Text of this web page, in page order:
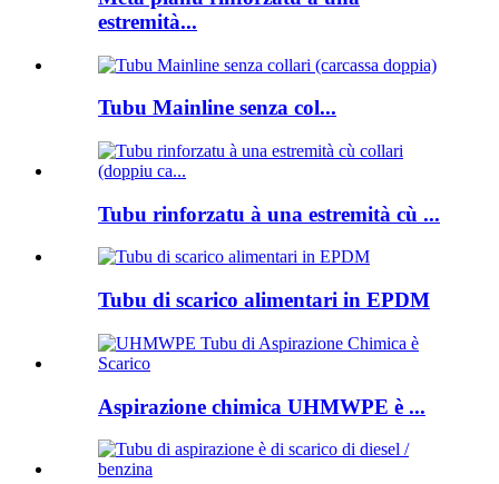
estremità...
Tubu Mainline senza col...
Tubu rinforzatu à una estremità cù ...
Tubu di scarico alimentari in EPDM
Aspirazione chimica UHMWPE è ...